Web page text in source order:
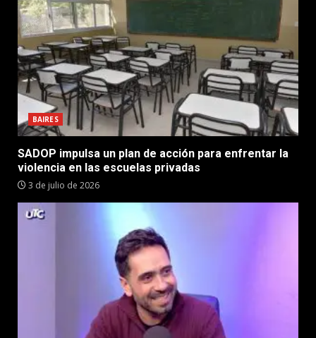
BAIRES
SADOP impulsa un plan de acción para enfrentar la
violencia en las escuelas privadas
3 de julio de 2026